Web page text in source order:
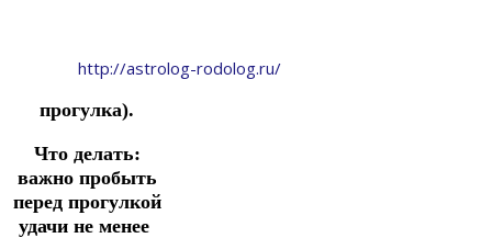
http://astrolog-rodolog.ru/
прогулка).
Что делать:
важно пробыть
перед прогулкой
удачи не менее